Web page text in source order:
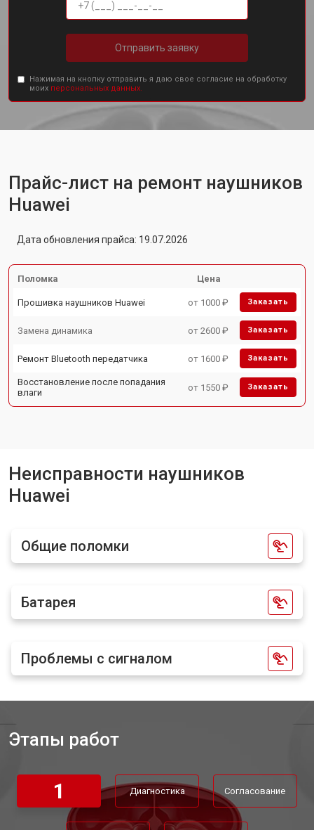
Отправить заявку
Нажимая на кнопку отправить я даю свое согласие на обработку
моих персональных данных.
Прайс-лист на ремонт наушников
Huawei
Дата обновления прайса: 19.07.2026
Поломка Цена
Прошивка наушников Huawei от 1000 ₽ Заказать
Замена динамика от 2600 ₽ Заказать
Ремонт Bluetooth передатчика от 1600 ₽ Заказать
Восстановление после попадания
влаги
от 1550 ₽ Заказать
Неисправности наушников
Huawei
Общие поломки
Батарея
Проблемы с сигналом
Этапы работ
1 Диагностика Согласование